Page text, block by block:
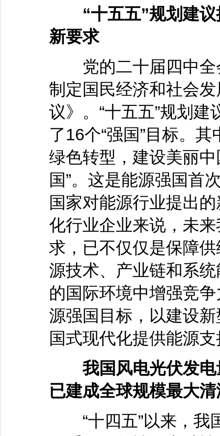
“十五五”规划建议
新要求
党的二十届四中全
制定国民经济和社会
议》。“十五五”规划
了16个“强国”目标。
绿色转型，建设美丽中
国”。这是能源强国首
国家对能源行业提出
化行业企业来说，未
求，已不仅仅是保障
源技术、产业链和系
的国际环境中增强竞
源强国目标，以建设
国式现代化提供能源
我国风电光伏发电
已建成全球规模最大
“十四五”以来，我